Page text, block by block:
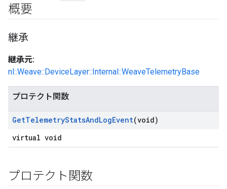
概要
継承
継承元:
nl::Weave::DeviceLayer::Internal::WeaveTelemetryBase
プロテクト関数
GetTelemetryStatsAndLogEvent(void)
virtual void
プロテクト関数